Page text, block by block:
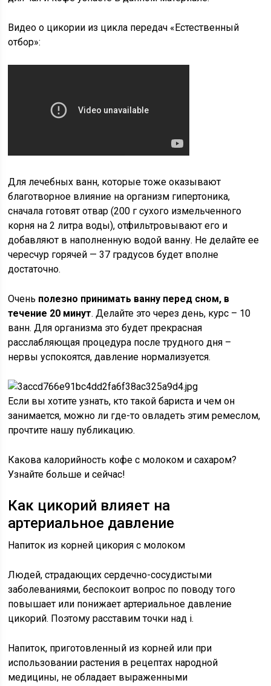
Видео о цикории из цикла передач «Естественный
отбор»:
Для лечебных ванн, которые тоже оказывают
благотворное влияние на организм гипертоника,
сначала готовят отвар (200 г сухого измельченного
корня на 2 литра воды), отфильтровывают его и
добавляют в наполненную водой ванну. Не делайте ее
чересчур горячей — 37 градусов будет вполне
достаточно.
Очень полезно принимать ванну перед сном, в
течение 20 минут. Делайте это через день, курс – 10
ванн. Для организма это будет прекрасная
расслабляющая процедура после трудного дня –
нервы успокоятся, давление нормализуется.
Если вы хотите узнать, кто такой бариста и чем он
занимается, можно ли где-то овладеть этим ремеслом,
прочтите нашу публикацию.
Какова калорийность кофе с молоком и сахаром?
Узнайте больше и сейчас!
Как цикорий влияет на
артериальное давление
Напиток из корней цикория с молоком
Людей, страдающих сердечно-сосудистыми
заболеваниями, беспокоит вопрос по поводу того
повышает или понижает артериальное давление
цикорий. Поэтому расставим точки над i.
Напиток, приготовленный из корней или при
использовании растения в рецептах народной
медицины, не обладает выраженными